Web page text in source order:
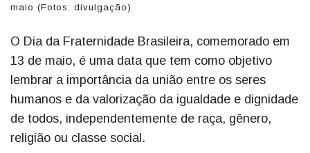
maio (Fotos: divulgação)
O Dia da Fraternidade Brasileira, comemorado em
13 de maio, é uma data que tem como objetivo
lembrar a importância da união entre os seres
humanos e da valorização da igualdade e dignidade
de todos, independentemente de raça, gênero,
religião ou classe social.